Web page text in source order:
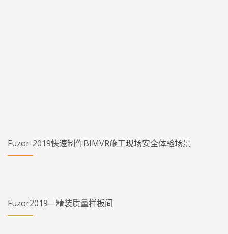
Fuzor-2019快速制作BIMVR施工现场安全体验场景
Fuzor2019—精装质量样板间